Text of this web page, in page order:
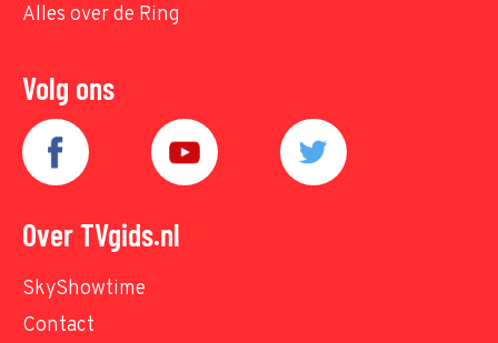
Alles over de Ring
Volg ons
Over TVgids.nl
SkyShowtime
Contact